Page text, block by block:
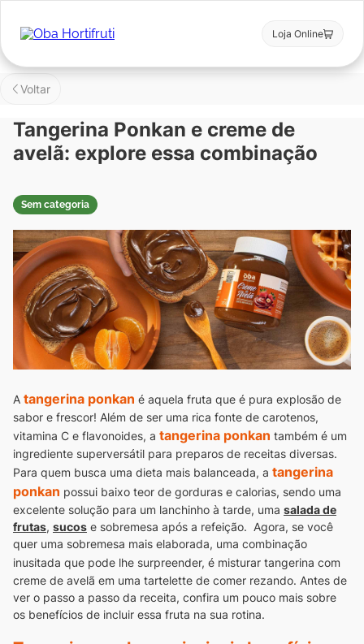
Loja Online
Voltar
Tangerina Ponkan e creme de
avelã: explore essa combinação
Sem categoria
A tangerina ponkan é aquela fruta que é pura explosão de
sabor e frescor! Além de ser uma rica fonte de carotenos,
vitamina C e flavonoides, a tangerina ponkan também é um
ingrediente superversátil para preparos de receitas diversas.
Para quem busca uma dieta mais balanceada, a tangerina
ponkan possui baixo teor de gorduras e calorias, sendo uma
excelente solução para um lanchinho à tarde, uma salada de
frutas, sucos e sobremesa após a refeição. Agora, se você
quer uma sobremesa mais elaborada, uma combinação
inusitada que pode lhe surpreender, é misturar tangerina com
creme de avelã em uma tartelette de comer rezando. Antes de
ver o passo a passo da receita, confira um pouco mais sobre
os benefícios de incluir essa fruta na sua rotina.